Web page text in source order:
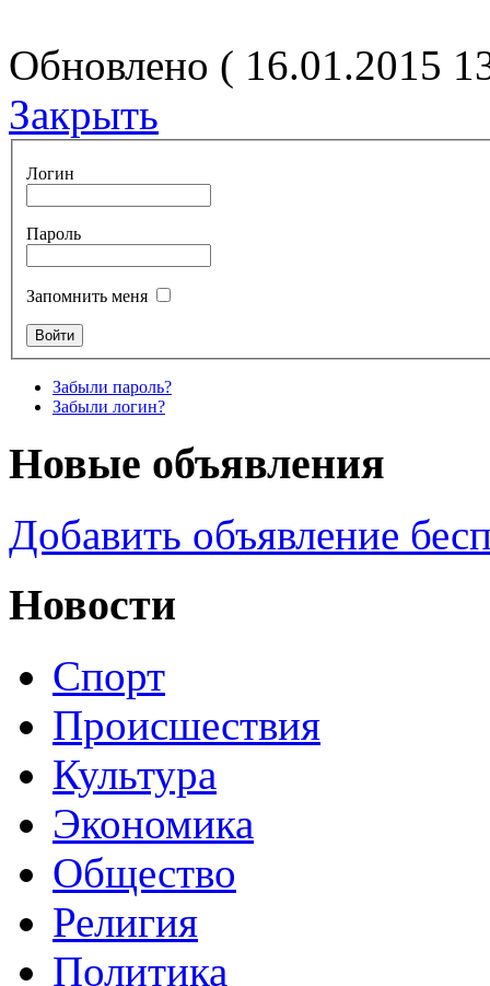
Обновлено ( 16.01.2015
Закрыть
Логин
Пароль
Запомнить меня
Забыли пароль?
Забыли логин?
Новые объявления
Добавить объявление
Новости
Спорт
Происшествия
Культура
Экономика
Общество
Религия
Политика